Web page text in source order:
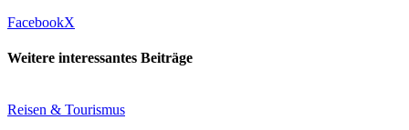
FacebookX
Weitere interessantes Beiträge
Reisen & Tourismus